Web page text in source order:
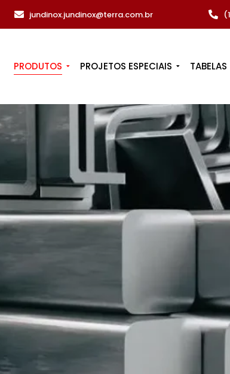
jundinox.jundinox@terra.com.br
PRODUTOS PROJETOS ESPECIAIS TABELAS